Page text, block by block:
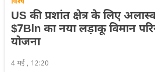
US की प्रशांत क्षेत्र के लिए
$7Bln का नया लड़ाकू विमान
योजना
4 मई , 12:20